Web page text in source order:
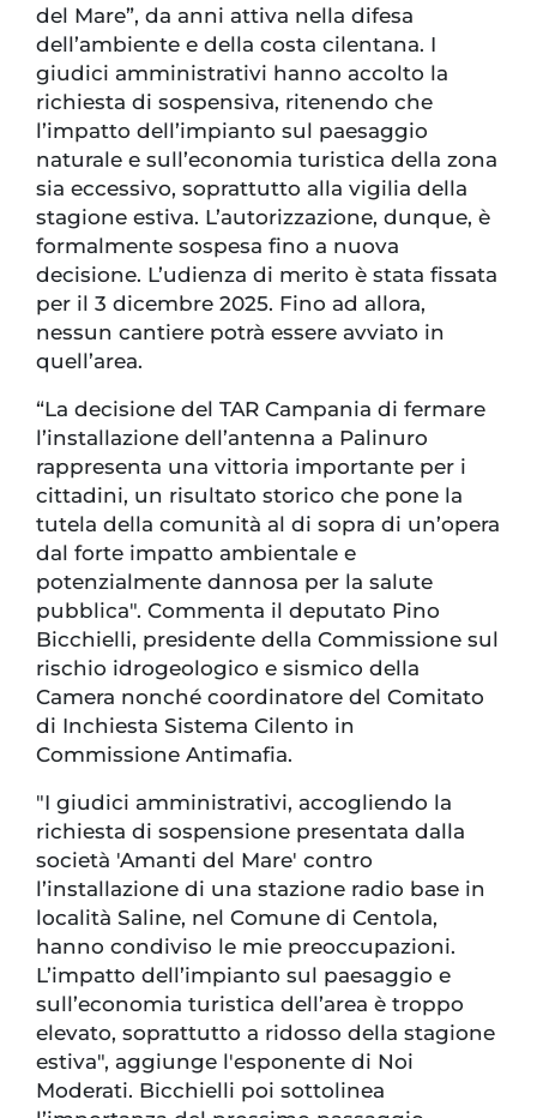
del Mare”, da anni attiva nella difesa
dell’ambiente e della costa cilentana. I
giudici amministrativi hanno accolto la
richiesta di sospensiva, ritenendo che
l’impatto dell’impianto sul paesaggio
naturale e sull’economia turistica della zona
sia eccessivo, soprattutto alla vigilia della
stagione estiva. L’autorizzazione, dunque, è
formalmente sospesa fino a nuova
decisione. L’udienza di merito è stata fissata
per il 3 dicembre 2025. Fino ad allora,
nessun cantiere potrà essere avviato in
quell’area.
“La decisione del TAR Campania di fermare
l’installazione dell’antenna a Palinuro
rappresenta una vittoria importante per i
cittadini, un risultato storico che pone la
tutela della comunità al di sopra di un’opera
dal forte impatto ambientale e
potenzialmente dannosa per la salute
pubblica". Commenta il deputato Pino
Bicchielli, presidente della Commissione sul
rischio idrogeologico e sismico della
Camera nonché coordinatore del Comitato
di Inchiesta Sistema Cilento in
Commissione Antimafia.
"I giudici amministrativi, accogliendo la
richiesta di sospensione presentata dalla
società 'Amanti del Mare' contro
l’installazione di una stazione radio base in
località Saline, nel Comune di Centola,
hanno condiviso le mie preoccupazioni.
L’impatto dell’impianto sul paesaggio e
sull’economia turistica dell’area è troppo
elevato, soprattutto a ridosso della stagione
estiva", aggiunge l'esponente di Noi
Moderati. Bicchielli poi sottolinea